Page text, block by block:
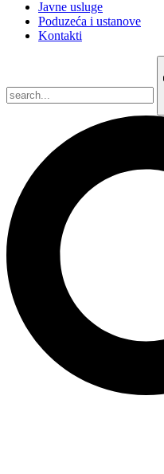
Javne usluge
Poduzeća i ustanove
Kontakti